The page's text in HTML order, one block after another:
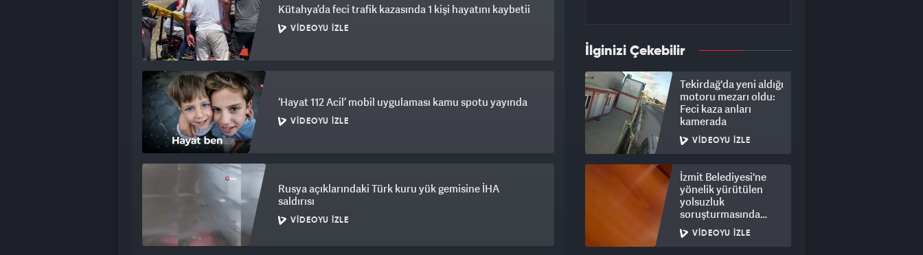
Kütahya’da feci trafik kazasında 1 kişi hayatını kaybetii
VIDEOYU İZLE
‘Hayat 112 Acil’ mobil uygulaması kamu spotu yayında
VIDEOYU İZLE
Rusya açıklarındaki Türk kuru yük gemisine İHA
saldırısı
VIDEOYU İZLE
İlginizi Çekebilir
Tekirdağ'da yeni aldığı
motoru mezarı oldu:
Feci kaza anları
kamerada
VIDEOYU İZLE
İzmit Belediyesi'ne
yönelik yürütülen
yolsuzluk
soruşturmasında
rüşvet görüntüleri
ortaya çıktı
VIDEOYU İZLE